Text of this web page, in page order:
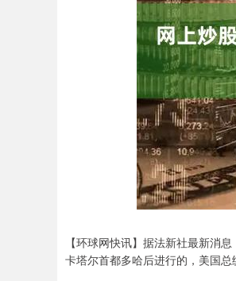
【环球网快讯】据法新社最新消
卡塔尔首都多哈后进行的，美国总
深证成指